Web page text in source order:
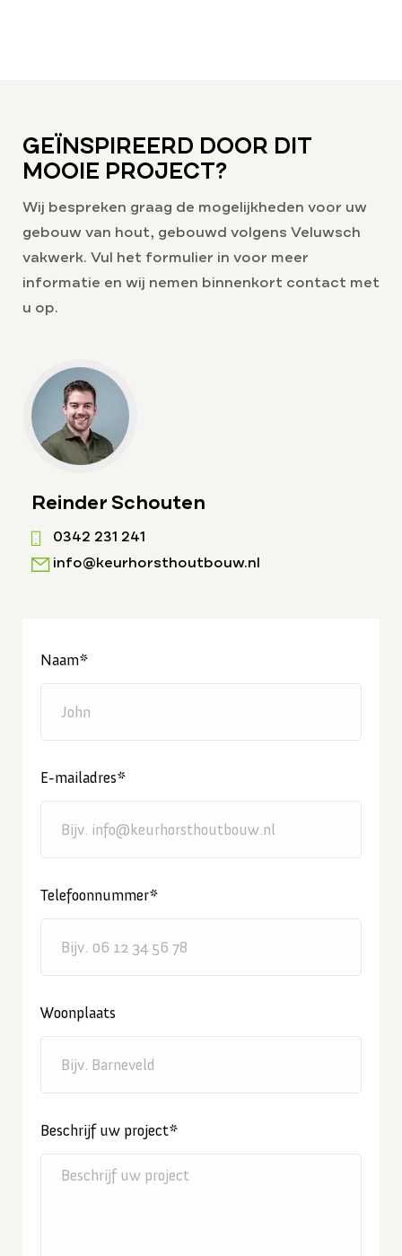
GEÏNSPIREERD DOOR DIT
MOOIE PROJECT?
Wij bespreken graag de mogelijkheden voor uw
gebouw van hout, gebouwd volgens Veluwsch
vakwerk. Vul het formulier in voor meer
informatie en wij nemen binnenkort contact met
u op.
Reinder Schouten
0342 231 241
info@keurhorsthoutbouw.nl
Naam*
E-mailadres*
Telefoonnummer*
Woonplaats
Beschrijf uw project*